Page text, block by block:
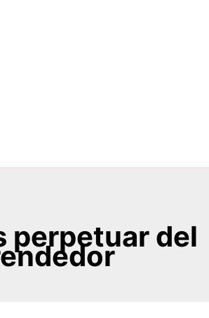
perpetuar del